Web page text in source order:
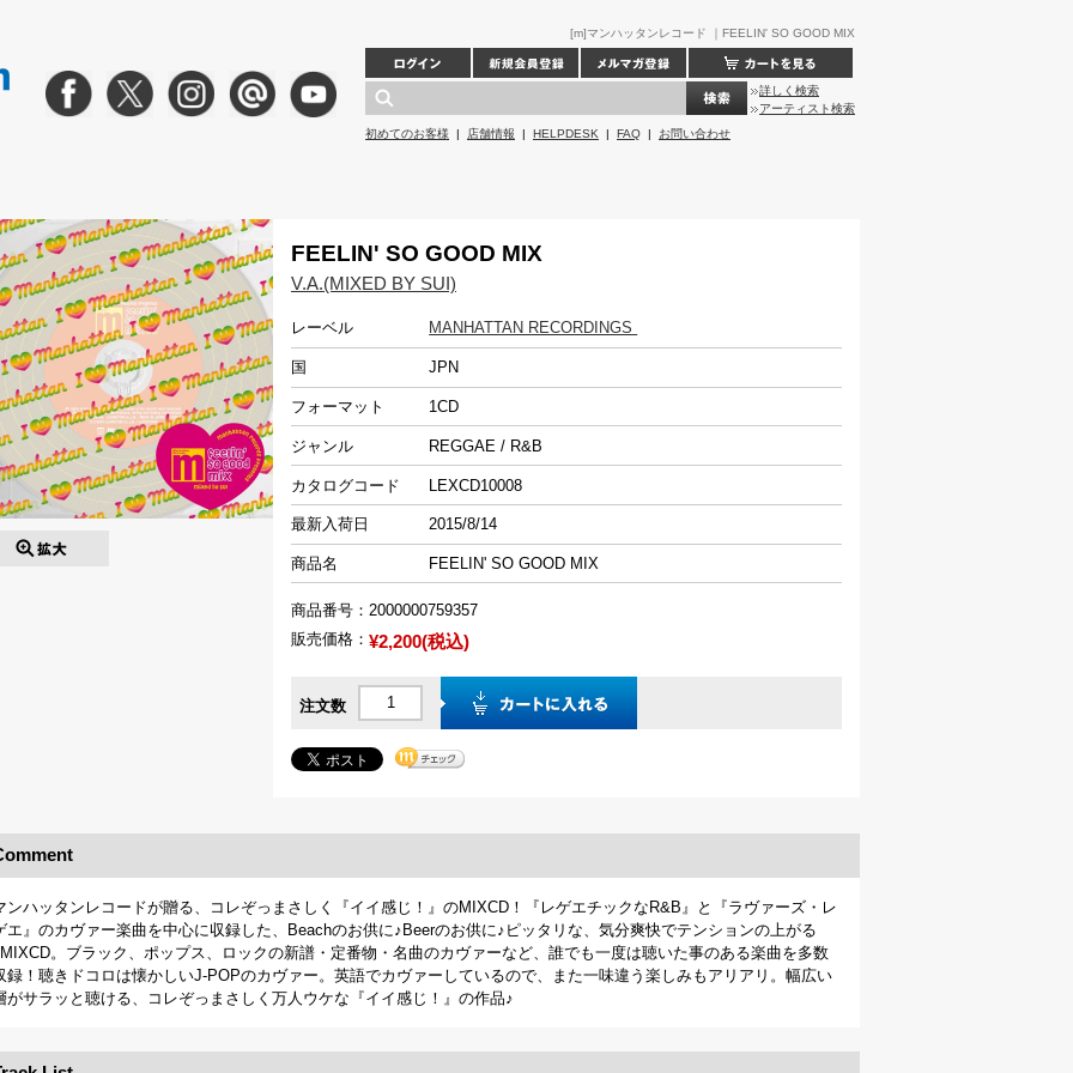
[m]マンハッタンレコード ｜FEELIN' SO GOOD MIX
詳しく検索
アーティスト検索
初めてのお客様 | 店舗情報 | HELPDESK | FAQ | お問い合わせ
FEELIN' SO GOOD MIX
V.A.(MIXED BY SUI)
レーベル MANHATTAN RECORDINGS
国 JPN
フォーマット 1CD
ジャンル REGGAE / R&B
カタログコード LEXCD10008
最新入荷日 2015/8/14
商品名 FEELIN' SO GOOD MIX
商品番号： 2000000759357
販売価格： ¥2,200(税込)
注文数
ンハッタンレコードが贈る、コレぞっまさしく『イイ感じ！』のMIXCD！『レゲエチックなR&B』と『ラヴァーズ・レ
エ』のカヴァー楽曲を中心に収録した、Beachのお供に♪Beerのお供に♪ピッタリな、気分爽快でテンションの上がる
。ブラック、ポップス、ロックの新譜・定番物・名曲のカヴァーなど、誰でも一度は聴いた事のある楽曲を多数
録！聴きドコロは懐かしいJ-POPのカヴァー。英語でカヴァーしているので、また一味違う楽しみもアリアリ。幅広い
がサラッと聴ける、コレぞっまさしく万人ウケな『イイ感じ！』の作品♪